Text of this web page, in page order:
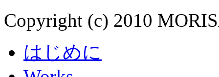
Copyright (c) 2010
はじめに